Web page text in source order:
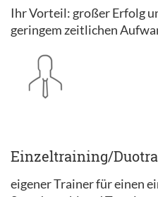
Ihr Vorteil: großer Erfolg
geringem zeitlichen
Einzeltraining/
eigener Trainer für einen